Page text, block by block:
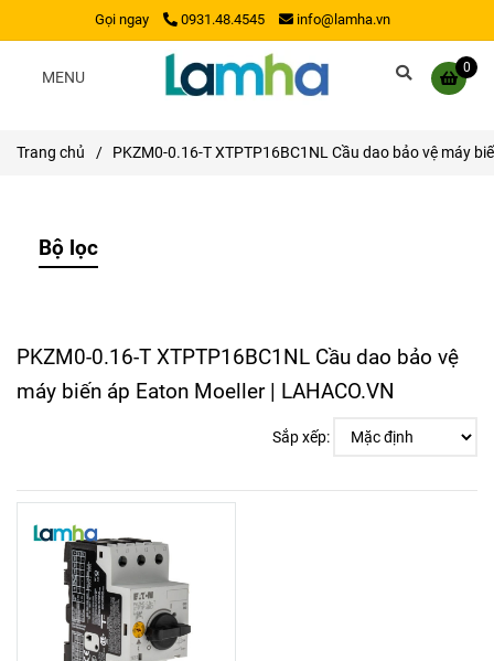
Gọi ngay 0931.48.4545 info@lamha.vn
0
MENU
Trang chủ / PKZM0-0.16-T XTPTP16BC1NL Cầu dao bảo vệ máy
Bộ lọc
PKZM0-0.16-T XTPTP16BC1NL Cầu dao bảo vệ
máy biến áp Eaton Moeller | LAHACO.VN
Sắp xếp: